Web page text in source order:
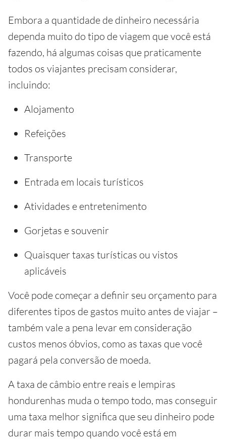
Embora a quantidade de dinheiro necessária
dependa muito do tipo de viagem que você está
fazendo, há algumas coisas que praticamente
todos os viajantes precisam considerar,
incluindo:
Alojamento
Refeições
Transporte
Entrada em locais turísticos
Atividades e entretenimento
Gorjetas e souvenir
Quaisquer taxas turísticas ou vistos
aplicáveis
Você pode começar a definir seu orçamento para
diferentes tipos de gastos muito antes de viajar –
também vale a pena levar em consideração
custos menos óbvios, como as taxas que você
pagará pela conversão de moeda.
A taxa de câmbio entre reais e lempiras
hondurenhas muda o tempo todo, mas conseguir
uma taxa melhor significa que seu dinheiro pode
durar mais tempo quando você está em